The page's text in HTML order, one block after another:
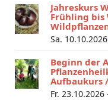
Jahreskurs
Frühling bis
Sa.
Beginn der
Aufbaukurs
Fr.